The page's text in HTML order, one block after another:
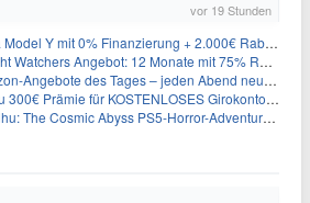
vor 19 Stunden
Y mit 0% Finanzierung + 2.000€ Rabatt für 38.970€
Angebot: 12 Monate mit 75% Rabatt ab 6,25€/Monat
Angebote des Tages – jeden Abend neue Deals zum Stöbern
Prämie für KOSTENLOSES Girokonto bei der Santander – 50€ schon nach 1 Woche!
The Cosmic Abyss PS5-Horror-Adventure für 27,99€